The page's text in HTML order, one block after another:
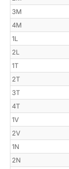
3M
4M
1L
2L
1T
2T
3T
4T
1V
2V
1N
2N